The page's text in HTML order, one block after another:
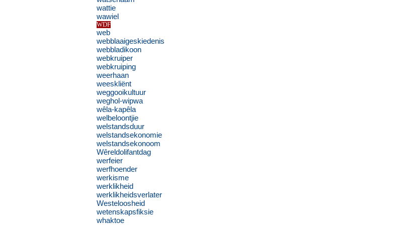
wattie
wawiel
WDF
web
webblaaigeskiedenis
webbladikoon
webkruiper
webkruiping
weerhaan
weeskliënt
weggooikultuur
weghol-wipwa
wêla-kapêla
welbeloontjie
welstandsduur
welstandsekonomie
welstandsekonoom
Wêreldolifantdag
werfeier
werfhoender
werkisme
werklikheid
werklikheidsverlater
Westeloosheid
wetenskapsfiksie
whaktoe